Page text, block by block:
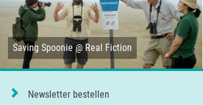
Saving Spoonie @ Real Fiction
Newsletter bestellen